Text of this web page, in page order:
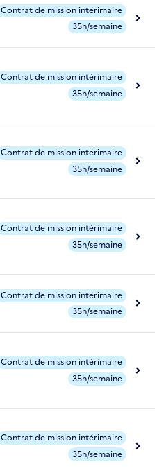
Contrat de mission intérimaire
35h/semaine
Contrat de mission intérimaire
35h/semaine
Contrat de mission intérimaire
35h/semaine
Contrat de mission intérimaire
35h/semaine
Contrat de mission intérimaire
35h/semaine
Contrat de mission intérimaire
35h/semaine
Contrat de mission intérimaire
35h/semaine